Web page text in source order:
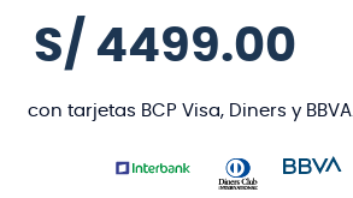
S/ 4499.00
con tarjetas BCP Visa, Diners y BBVA.